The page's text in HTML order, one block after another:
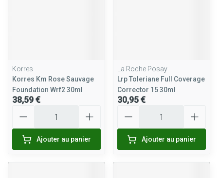
Korres
Korres Km Rose Sauvage
Foundation Wrf2 30ml
38,59 €
Ajouter au panier
La Roche Posay
Lrp Toleriane Full Coverage
Corrector 15 30ml
30,95 €
Ajouter au panier